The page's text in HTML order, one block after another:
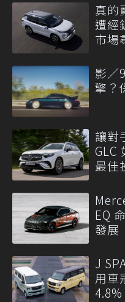
真的
遭經
市場
影／
擎？
讓對
GLC
最佳
EQ
發展
J
用車
4.8%